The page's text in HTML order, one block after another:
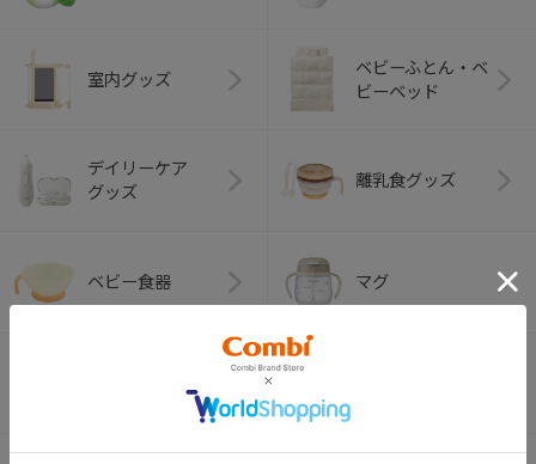
室内グッズ
ベビーふとん・ベ
ビーベッド
デイリーケア
グッズ
離乳食グッズ
ベビー食器 マグ
ン・フォーク